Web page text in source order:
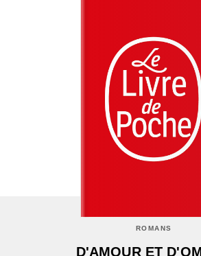
ROMANS
D'AMOUR ET